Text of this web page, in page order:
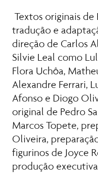
Textos originais de
tradução e
direção de Carlos
Silvie Leal como
Flora Uchôa,
Alexandre Ferrari,
Afonso e Diogo
original de Pedro
Marcos Topete,
Oliveira,
figurinos de Joyce
produção